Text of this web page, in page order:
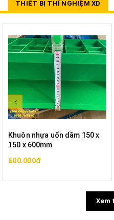
THIẾT BỊ THÍ NGHIỆM XD
Khuôn nhựa uốn dầm 150 x
150 x 600mm
600.000đ
Xem